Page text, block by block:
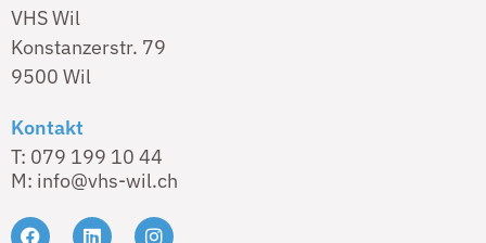
VHS Wil
Konstanzerstr. 79
9500 Wil
Kontakt
T: 079 199 10 44
M: info@vhs-wil.ch